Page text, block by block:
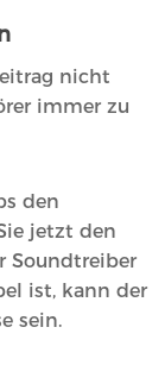
nicht
immer zu
den
jetzt den
Soundtreiber
ist, kann der
sein.